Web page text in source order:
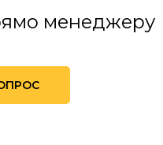
менеджеру